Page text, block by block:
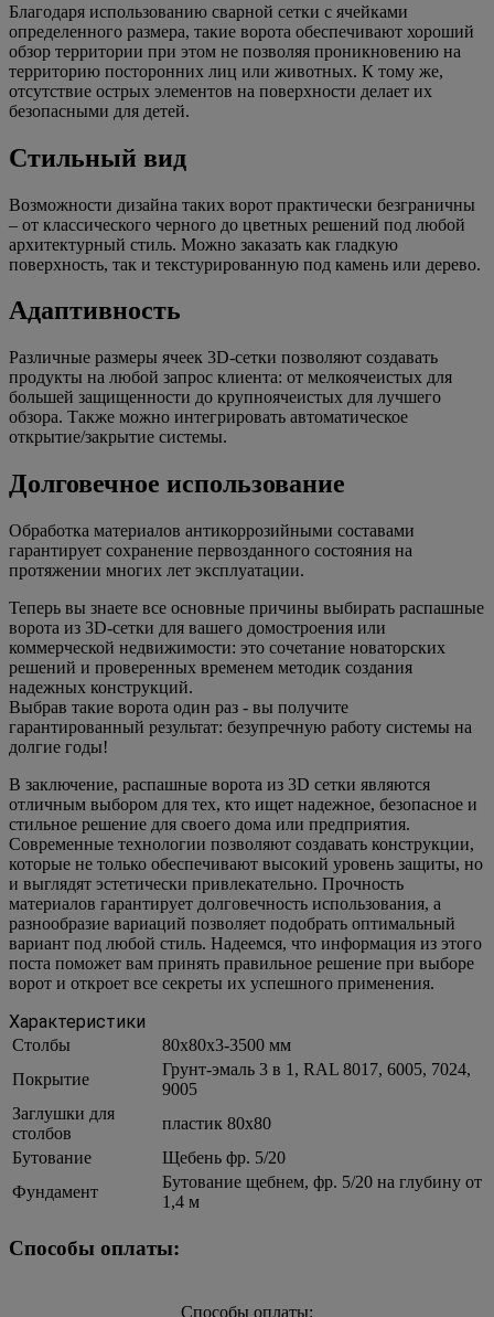
Благодаря использованию сварной сетки с ячейками
определенного размера, такие ворота обеспечивают хороший
обзор территории при этом не позволяя проникновению на
территорию посторонних лиц или животных. К тому же,
отсутствие острых элементов на поверхности делает их
безопасными для детей.
Стильный вид
Возможности дизайна таких ворот практически безграничны
– от классического черного до цветных решений под любой
архитектурный стиль. Можно заказать как гладкую
поверхность, так и текстурированную под камень или дерево.
Адаптивность
Различные размеры ячеек 3D-сетки позволяют создавать
продукты на любой запрос клиента: от мелкоячеистых для
большей защищенности до крупноячеистых для лучшего
обзора. Также можно интегрировать автоматическое
открытие/закрытие системы.
Долговечное использование
Обработка материалов антикоррозийными составами
гарантирует сохранение первозданного состояния на
протяжении многих лет эксплуатации.
Теперь вы знаете все основные причины выбирать распашные
ворота из 3D-сетки для вашего домостроения или
коммерческой недвижимости: это сочетание новаторских
решений и проверенных временем методик создания
надежных конструкций.
Выбрав такие ворота один раз - вы получите
гарантированный результат: безупречную работу системы на
долгие годы!
В заключение, распашные ворота из 3D сетки являются
отличным выбором для тех, кто ищет надежное, безопасное и
стильное решение для своего дома или предприятия.
Современные технологии позволяют создавать конструкции,
которые не только обеспечивают высокий уровень защиты, но
и выглядят эстетически привлекательно. Прочность
материалов гарантирует долговечность использования, а
разнообразие вариаций позволяет подобрать оптимальный
вариант под любой стиль. Надеемся, что информация из этого
поста поможет вам принять правильное решение при выборе
ворот и откроет все секреты их успешного применения.
Характеристики
Столбы
80х80х3-3500 мм
Покрытие
Грунт-эмаль 3 в 1, RAL 8017, 6005, 7024,
9005
Заглушки для
столбов
пластик 80х80
Бутование
Щебень фр. 5/20
Фундамент
Бутование щебнем, фр. 5/20 на глубину от
1,4 м
Способы оплаты:
Способы оплаты: